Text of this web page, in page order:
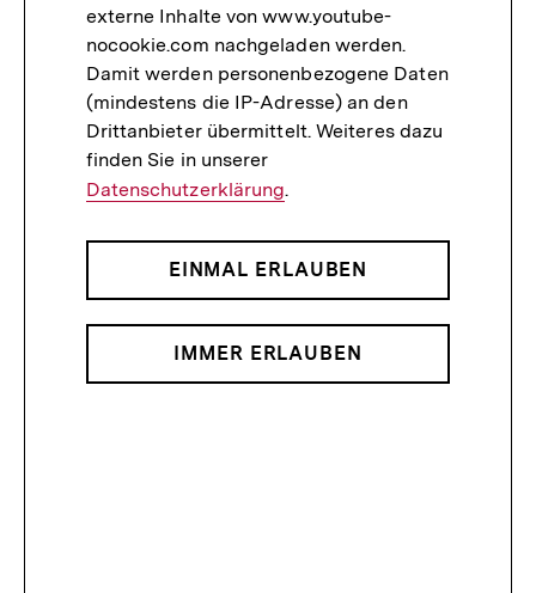
externe Inhalte von www.youtube-
nocookie.com nachgeladen werden.
Damit werden personenbezogene Daten
(mindestens die IP-Adresse) an den
Drittanbieter übermittelt. Weiteres dazu
finden Sie in unserer
Datenschutzerklärung.
EINMAL ERLAUBEN
IMMER ERLAUBEN